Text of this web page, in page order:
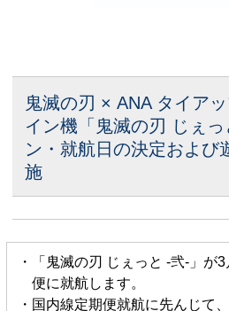
鬼滅の刃 × ANA タイア
イン機「鬼滅の刃 じぇっ
ン・就航日の決定および
施
・「鬼滅の刃 じぇっと -弐-」が
便に就航します。
・国内線定期便就航に先んじて